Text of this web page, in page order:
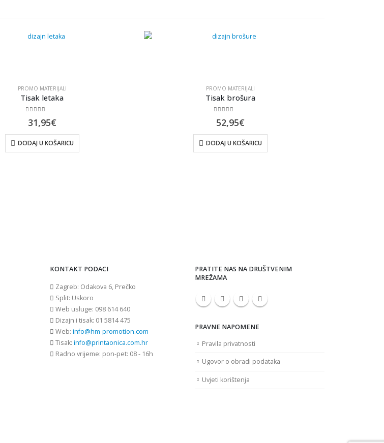
PROMO MATERIJALI
Tisak letaka
31,95€
DODAJ U KOŠARICU
PROMO MATERIJALI
Tisak brošura
52,95€
DODAJ U KOŠARICU
KONTAKT PODACI
Zagreb: Odakova 6, Prečko
Split: Uskoro
Web usluge: 098 614 640
Dizajn i tisak: 01 5814 475
Web: info@hm-promotion.com
Tisak: info@printaonica.com.hr
Radno vrijeme: pon-pet: 08 - 16h
PRATITE NAS NA DRUŠTVENIM
MREŽAMA
PRAVNE NAPOMENE
Pravila privatnosti
Ugovor o obradi podataka
Uvjeti korištenja